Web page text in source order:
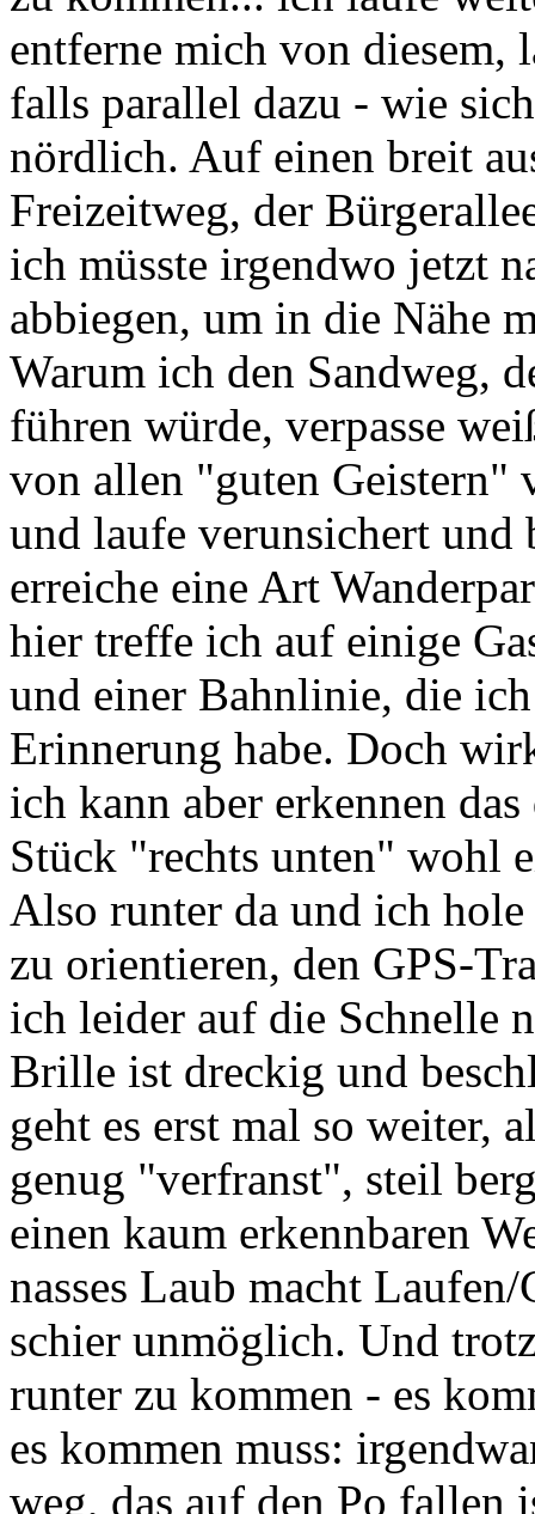
entferne mich von diesem,
falls parallel dazu - wie
nördlich. Auf einen breit
Freizeitweg, der
ich müsste irgendwo jetzt
abbiegen, um in die Nähe
Warum ich den Sandweg,
führen würde, verpasse
von allen "guten Geistern"
und laufe verunsichert
erreiche eine Art
hier treffe ich auf einige
und einer Bahnlinie, die
Erinnerung habe. Doch
ich kann aber erkennen
Stück "rechts unten" wohl
Also runter da und ich
zu orientieren, den GPS-
ich leider auf die Schnelle
Brille ist dreckig und
geht es erst mal so weiter,
genug "verfranst", steil
einen kaum erkennbaren
nasses Laub macht Laufen/
schier unmöglich. Und
runter zu kommen - es
es kommen muss:
weg, das auf den Po fallen